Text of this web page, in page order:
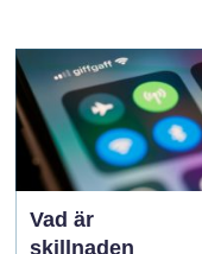
Vad är
skillnaden